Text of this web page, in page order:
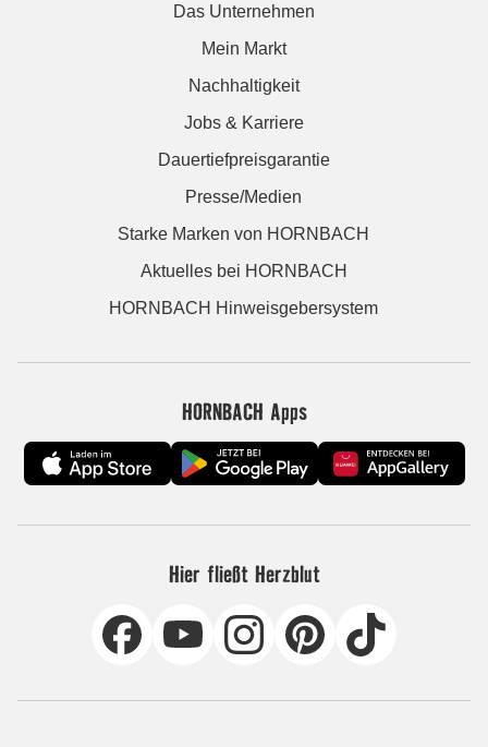
Das Unternehmen
Mein Markt
Nachhaltigkeit
Jobs & Karriere
Dauertiefpreisgarantie
Presse/Medien
Starke Marken von HORNBACH
Aktuelles bei HORNBACH
HORNBACH Hinweisgebersystem
HORNBACH Apps
Hier fließt Herzblut